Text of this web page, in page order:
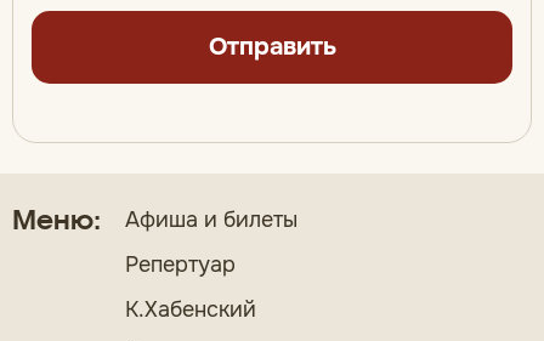
Отправить
Меню:
Афиша и билеты
Репертуар
К.Хабенский